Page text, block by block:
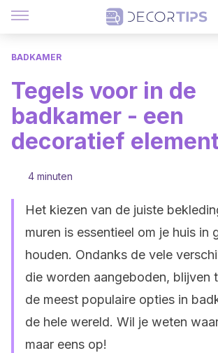
BADKAMER
Tegels voor in de
badkamer - een
decoratief
4 minuten
Het kiezen van de juiste
muren is essentieel om je huis in
houden. Ondanks de vele
die worden aangeboden, blijven
de meest populaire opties in
de hele wereld. Wil je weten
maar eens op!